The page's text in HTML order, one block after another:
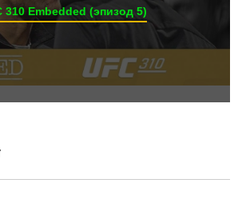
310 Embedded (эпизод 5)